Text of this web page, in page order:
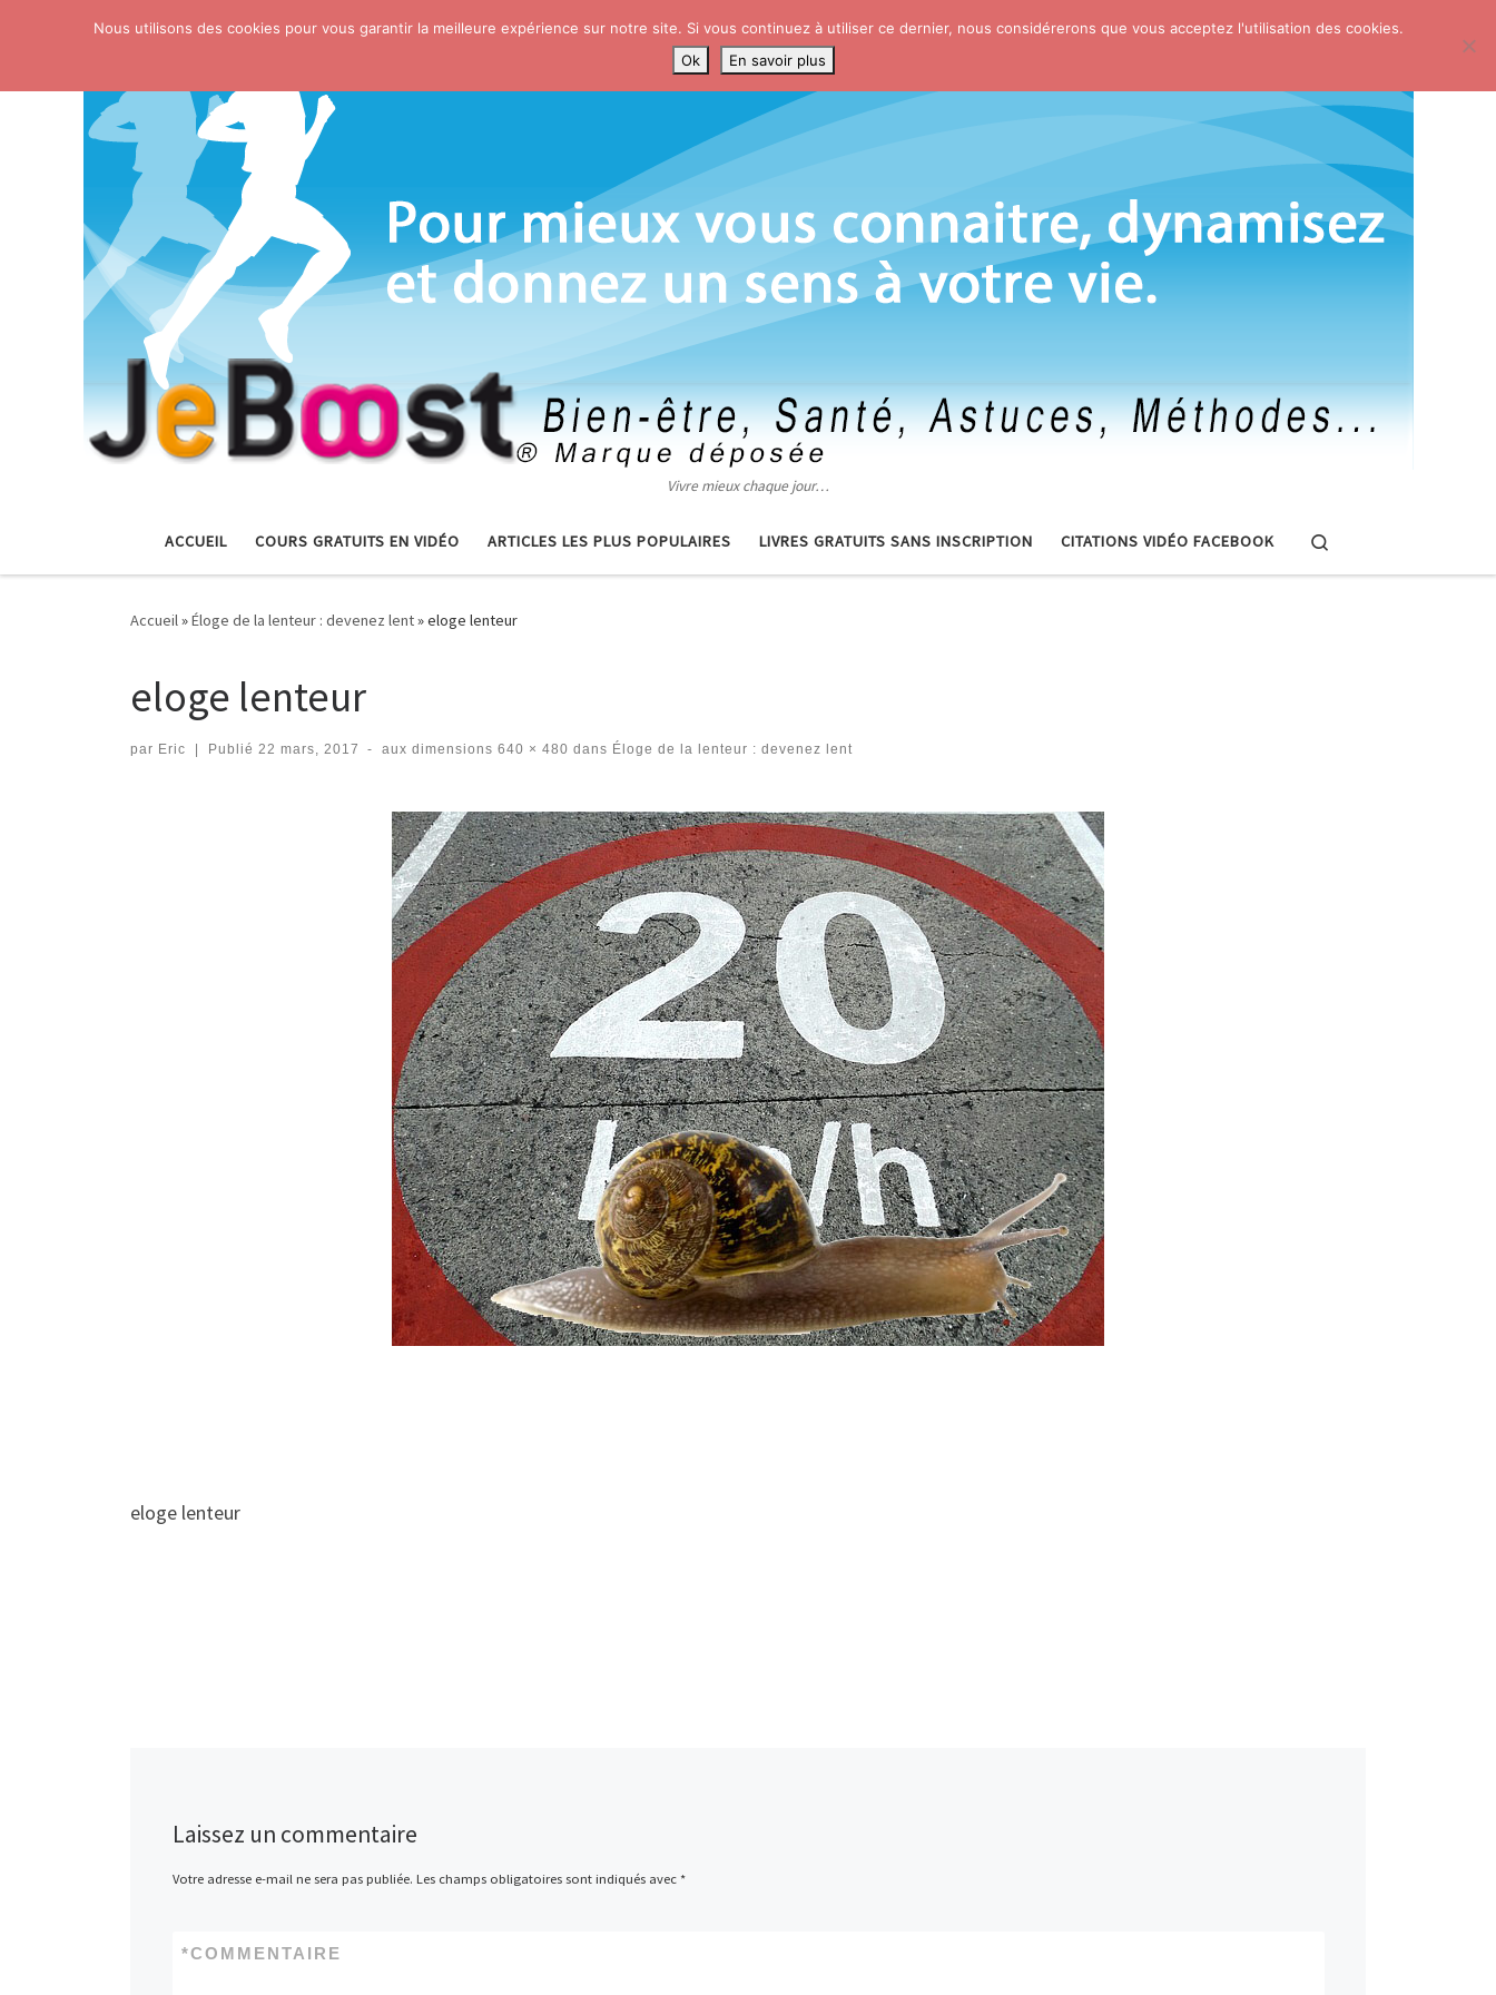
Skip to content
Vivre mieux chaque jour…
ACCUEIL COURS GRATUITS EN VIDÉO ARTICLES LES PLUS POPULAIRES LIVRES GRATUITS SANS INSCRIPTION CITATIONS VIDÉO FACEBOOK
Accueil»Éloge de la lenteur : devenez lent»eloge lenteur
eloge lenteur
par Eric Publié 22 mars, 2017 - aux dimensions 640 × 480 dans Éloge de la lenteur : devenez lent
Navigation dans les images
eloge lenteur
Laissez un commentaire
Votre adresse e-mail ne sera pas publiée. Les champs obligatoires sont indiqués avec *
COMMENTAIRE
*
Nous utilisons des cookies pour vous garantir la meilleure expérience sur notre site. Si vous continuez à utiliser ce dernier, nous considérerons que vous acceptez l'utilisation des cookies.
Ok
En savoir plus